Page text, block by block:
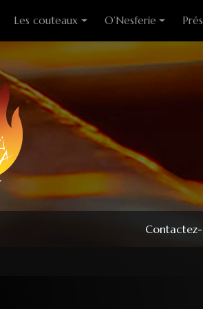
Les couteaux
Couteaux fixes
Couteaux pliants
Couteaux de cuisine
Couteaux de table
Couteaux à huitre
Tire-bouchons
Option
O’Nesferie
Encens Artisanal